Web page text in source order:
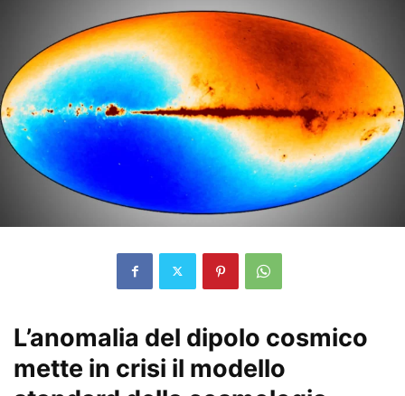
L’anomalia del dipolo cosmico
mette in crisi il modello